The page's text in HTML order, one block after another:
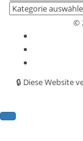
for:
Kategorien
©
🔒 Diese Website